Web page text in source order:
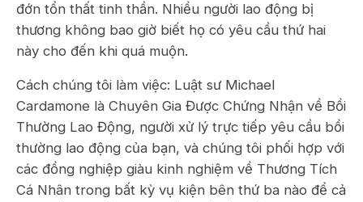
đớn tổn thất tinh thần. Nhiều người lao động bị
thương không bao giờ biết họ có yêu cầu thứ hai
này cho đến khi quá muộn.
Cách chúng tôi làm việc: Luật sư Michael
Cardamone là Chuyên Gia Được Chứng Nhận về Bồi
Thường Lao Động, người xử lý trực tiếp yêu cầu bồi
thường lao động của bạn, và chúng tôi phối hợp với
các đồng nghiệp giàu kinh nghiệm về Thương Tích
Cá Nhân trong bất kỳ vụ kiện bên thứ ba nào để cả